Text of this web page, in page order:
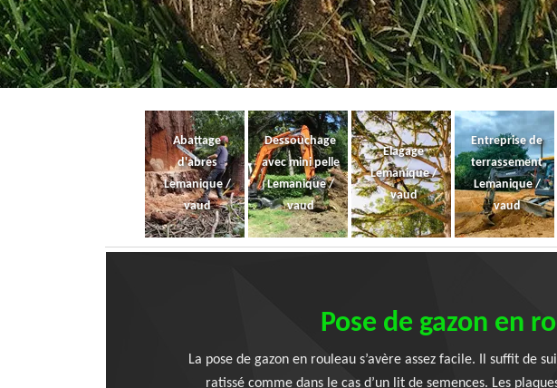
Abattage
d'abres
Lemanique /
vaud
Dessouchage
avec mini pelle
Lemanique /
vaud
Elagage
Lemanique /
vaud
Entreprise de
terrassement
Lemanique /
vaud
Pose de gazon en
La pose de gazon en rouleau s’avère assez facile. Il suffit
ratissé comme dans le cas d’un lit de semences. Les